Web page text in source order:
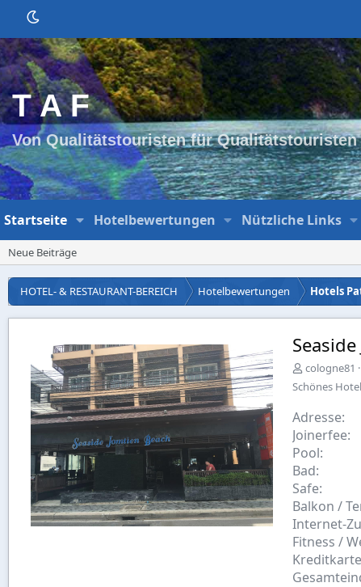
T A F
Von Qualitätstouristen für Qualitätstouristen
Startseite Hotelbewertungen Nützliche Links
Neue Beiträge
HOTEL- & RESTAURANT-BEREICH Hotelbewertungen Hotels
E
r
t
e
l
l
e
r
cologne81
Schönes
Adresse
Joinerfee
Pool
Bad
Safe
Balkon /
Internet-
Fitness /